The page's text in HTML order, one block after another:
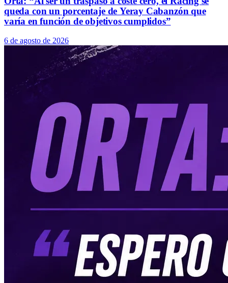
queda con un porcentaje de Yeray Cabanzón que
varía en función de objetivos cumplidos”
6 de agosto de 2026